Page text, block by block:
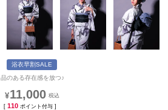
浴衣早割SALE
品のある存在感を放つ♪
¥11,000
[ 110 ポイント付与 ]